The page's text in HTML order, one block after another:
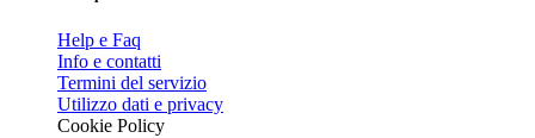
Help e Faq
Info e contatti
Termini del servizio
Utilizzo dati e privacy
Cookie Policy